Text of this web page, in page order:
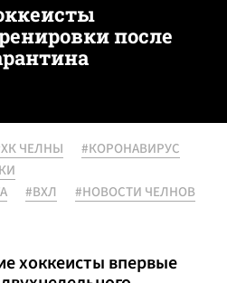
после
ЧЕЛНЫ
#КОРОНАВИРУС
#ВХЛ #НОВОСТИ ЧЕЛНОВ
хоккеисты впервые